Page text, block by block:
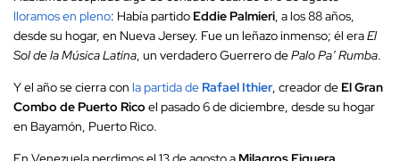
lloramos en pleno: Había partido Eddie Palmieri, a los 88 años,
desde su hogar, en Nueva Jersey. Fue un leñazo inmenso; él eraEl
Sol de la Música Latina, un verdadero Guerrero dePalo Pa’ Rumba.
Y el año se cierra con la partida de Rafael Ithier, creador de El Gran
Combo de Puerto Rico el pasado 6 de diciembre, desde su hogar
en Bayamón, Puerto Rico.